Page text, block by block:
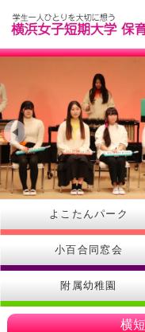
よこたんパーク
小百合同窓会
附属幼稚園
横